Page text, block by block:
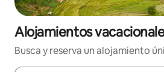
Alojamientos
Busca y reserva un alojamiento